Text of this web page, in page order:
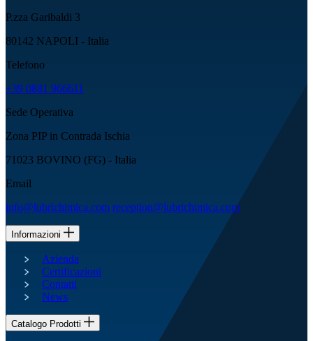
P.zza Garibaldi 3
80142 NAPOLI - Italia
Telefono
+39 0881 966611
Sede Operativa
Zona PIP in Contrada Ischia
71023 BOVINO (FG) - Italia
Email
info@lubrichimica.com reception@lubrichimica.com
Informazioni
Azienda
Certificazioni
Contatti
News
Catalogo Prodotti